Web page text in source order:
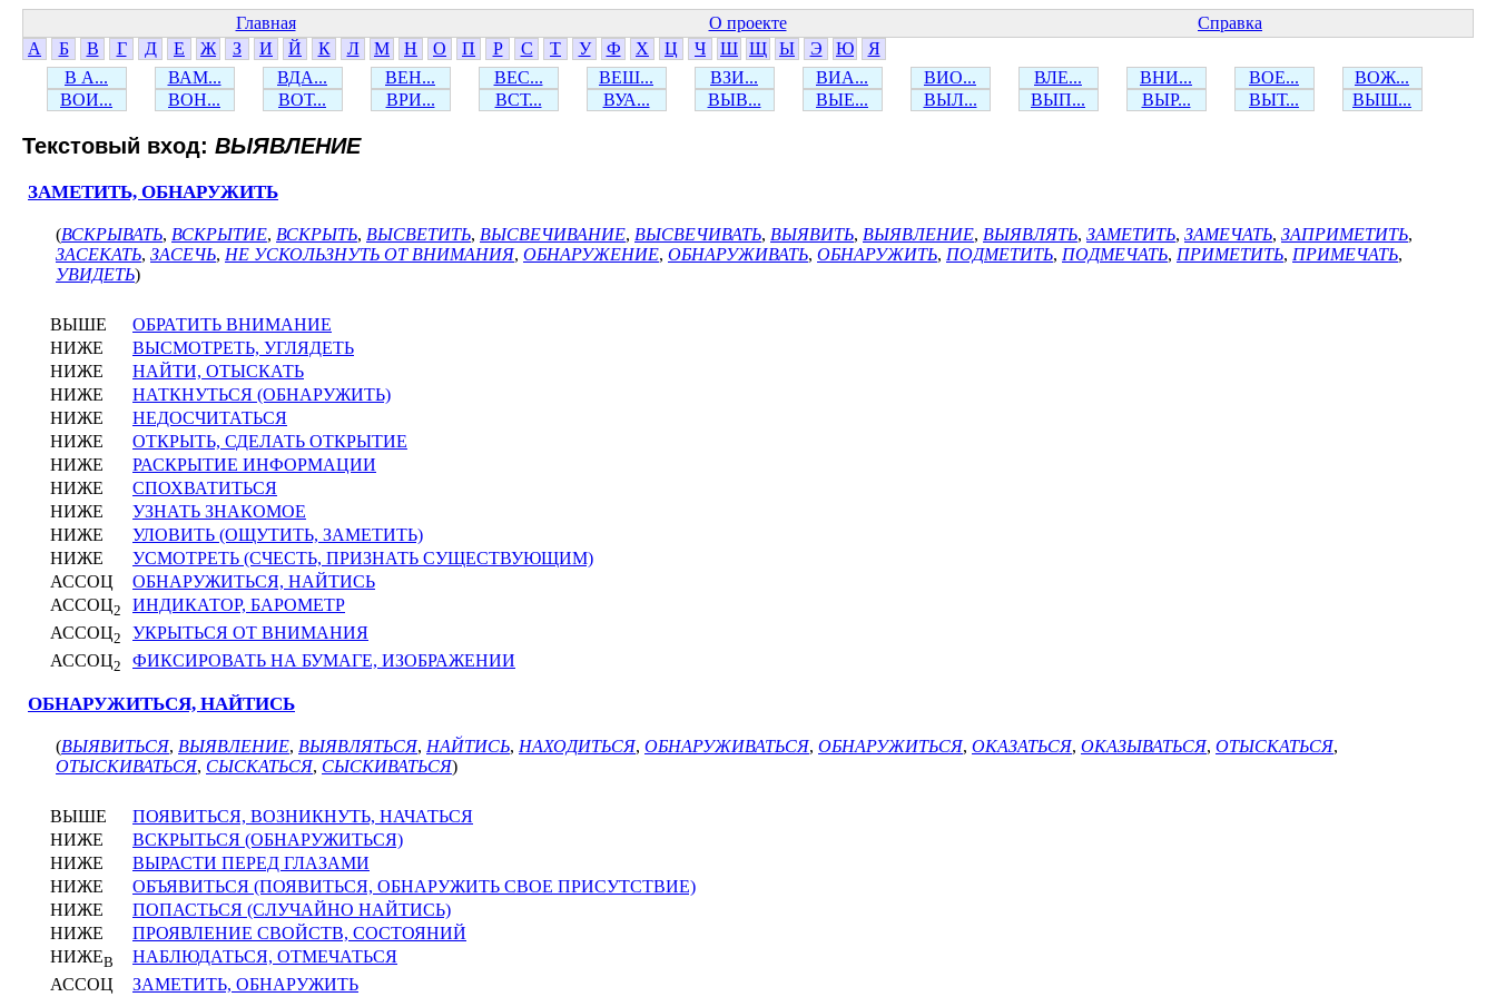
Главная О проекте
Справка
А
Б В Г Д Е Ж З И Й К Л М Н О П Р С Т У Ф Х Ц Ч Ш Щ Ы Э Ю
Я
В А...
ВАМ... ВДА... ВЕН... ВЕС... ВЕШ... ВЗИ... ВИА... ВИО... ВЛЕ... ВНИ... ВОЕ...
ВОЖ...
ВОИ...
ВОН... ВОТ... ВРИ... ВСТ... ВУА... ВЫВ... ВЫЕ... ВЫЛ... ВЫП... ВЫР... ВЫТ... ВЫШ...
Текстовый вход: ВЫЯВЛЕНИЕ
ЗАМЕТИТЬ, ОБНАРУЖИТЬ
(ВСКРЫВАТЬ, ВСКРЫТИЕ, ВСКРЫТЬ, ВЫСВЕТИТЬ, ВЫСВЕЧИВАНИЕ, ВЫСВЕЧИВАТЬ, ВЫЯВИТЬ, ВЫЯВЛЕНИЕ, ВЫЯВЛЯТЬ, ЗАМЕТИТЬ, ЗАМЕЧАТЬ, ЗАПРИМЕТИТЬ,
ЗАСЕКАТЬ, ЗАСЕЧЬ, НЕ УСКОЛЬЗНУТЬ ОТ ВНИМАНИЯ, ОБНАРУЖЕНИЕ, ОБНАРУЖИВАТЬ, ОБНАРУЖИТЬ, ПОДМЕТИТЬ, ПОДМЕЧАТЬ, ПРИМЕТИТЬ, ПРИМЕЧАТЬ,
УВИДЕТЬ)
ВЫШЕ
ОБРАТИТЬ ВНИМАНИЕ
НИЖЕ
ВЫСМОТРЕТЬ, УГЛЯДЕТЬ
НИЖЕ
НАЙТИ, ОТЫСКАТЬ
НИЖЕ
НАТКНУТЬСЯ (ОБНАРУЖИТЬ)
НИЖЕ
НЕДОСЧИТАТЬСЯ
НИЖЕ
ОТКРЫТЬ, СДЕЛАТЬ ОТКРЫТИЕ
НИЖЕ
РАСКРЫТИЕ ИНФОРМАЦИИ
НИЖЕ
СПОХВАТИТЬСЯ
НИЖЕ
УЗНАТЬ ЗНАКОМОЕ
НИЖЕ
УЛОВИТЬ (ОЩУТИТЬ, ЗАМЕТИТЬ)
НИЖЕ
УСМОТРЕТЬ (СЧЕСТЬ, ПРИЗНАТЬ СУЩЕСТВУЮЩИМ)
АССОЦ
ОБНАРУЖИТЬСЯ, НАЙТИСЬ
АССОЦ2
ИНДИКАТОР, БАРОМЕТР
АССОЦ2
УКРЫТЬСЯ ОТ ВНИМАНИЯ
АССОЦ2 ФИКСИРОВАТЬ НА БУМАГЕ, ИЗОБРАЖЕНИИ
ОБНАРУЖИТЬСЯ, НАЙТИСЬ
(ВЫЯВИТЬСЯ, ВЫЯВЛЕНИЕ, ВЫЯВЛЯТЬСЯ, НАЙТИСЬ, НАХОДИТЬСЯ, ОБНАРУЖИВАТЬСЯ, ОБНАРУЖИТЬСЯ, ОКАЗАТЬСЯ, ОКАЗЫВАТЬСЯ, ОТЫСКАТЬСЯ,
ОТЫСКИВАТЬСЯ, СЫСКАТЬСЯ, СЫСКИВАТЬСЯ)
ВЫШЕ
ПОЯВИТЬСЯ, ВОЗНИКНУТЬ, НАЧАТЬСЯ
НИЖЕ
ВСКРЫТЬСЯ (ОБНАРУЖИТЬСЯ)
НИЖЕ
ВЫРАСТИ ПЕРЕД ГЛАЗАМИ
НИЖЕ
ОБЪЯВИТЬСЯ (ПОЯВИТЬСЯ, ОБНАРУЖИТЬ СВОЕ ПРИСУТСТВИЕ)
НИЖЕ
ПОПАСТЬСЯ (СЛУЧАЙНО НАЙТИСЬ)
НИЖЕ
ПРОЯВЛЕНИЕ СВОЙСТВ, СОСТОЯНИЙ
НИЖЕВ
НАБЛЮДАТЬСЯ, ОТМЕЧАТЬСЯ
АССОЦ
ЗАМЕТИТЬ, ОБНАРУЖИТЬ